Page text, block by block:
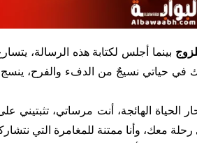
بينما أجلس لكتابة هذه الرسالة،
في حياتي نسيجٌ من الدفء والفرح،
الحياة الهائجة، أنت مرساتي، تثبتيني
معك، وأنا ممتنة للمغامرة التي